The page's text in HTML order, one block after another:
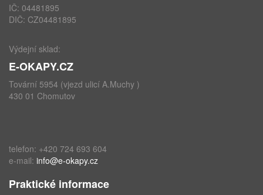
IČ: 04481895
DIČ: CZ04481895
Výdejní sklad:
E-OKAPY.CZ
Tovární 5954 (vjezd ulicí A.Muchy )
430 01 Chomutov
telefon: +420 724 693 604
e-mail: info@e-okapy.cz
Praktické informace